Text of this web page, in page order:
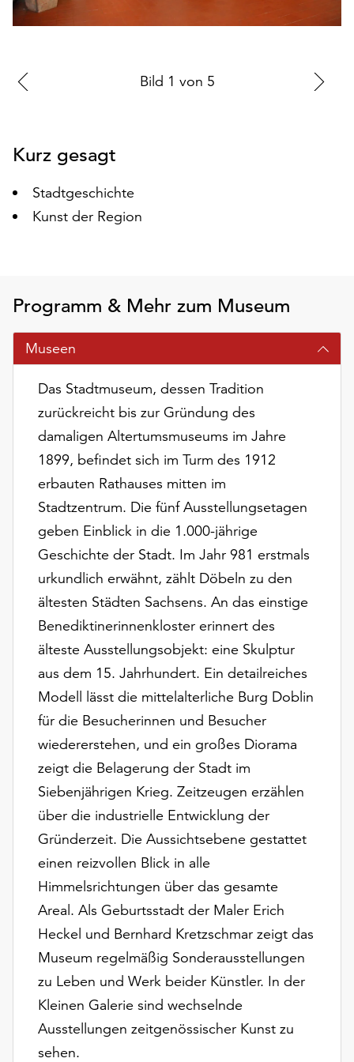
auf
um
alle
akzeptieren.
Sie
Ihr
Einverständnis
Dafür
Ihnen
am
Ende
Seite
Schaltfläche
„Cookie-
Einstellungen“
Verfügung.
Funktionale
Cookies
werden
auch
ohne
Einverständnis
weiterhin
ausgeführt.
Möchten
verwendeten
Cookies
anpassen,
Einstellungen
Schaltfläche
„Auswählen“.
Weitere
Informationen
finden
Bild 1 von 5
Kurz gesagt
Stadtgeschichte
Kunst der Region
Programm & Mehr zum Museum
Museen
Das Stadtmuseum, dessen Tradition
zurückreicht bis zur Gründung des
damaligen Altertumsmuseums im Jahre
1899, befindet sich im Turm des 1912
erbauten Rathauses mitten im
Stadtzentrum. Die fünf Ausstellungsetagen
geben Einblick in die 1.000-jährige
Geschichte der Stadt. Im Jahr 981 erstmals
urkundlich erwähnt, zählt Döbeln zu den
ältesten Städten Sachsens. An das einstige
Benediktinerinnenkloster erinnert des
älteste Ausstellungsobjekt: eine Skulptur
aus dem 15. Jahrhundert. Ein detailreiches
Modell lässt die mittelalterliche Burg Doblin
für die Besucherinnen und Besucher
wiedererstehen, und ein großes Diorama
zeigt die Belagerung der Stadt im
Siebenjährigen Krieg. Zeitzeugen erzählen
über die industrielle Entwicklung der
Gründerzeit. Die Aussichtsebene gestattet
einen reizvollen Blick in alle
Himmelsrichtungen über das gesamte
Areal. Als Geburtsstadt der Maler Erich
Heckel und Bernhard Kretzschmar zeigt das
Museum regelmäßig Sonderausstellungen
zu Leben und Werk beider Künstler. In der
Kleinen Galerie sind wechselnde
Ausstellungen zeitgenössischer Kunst zu
sehen.